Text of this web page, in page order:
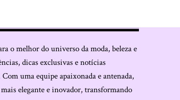
o melhor do universo da moda, beleza e
dicas exclusivas e notícias
uma equipe apaixonada e antenada,
elegante e inovador, transformando